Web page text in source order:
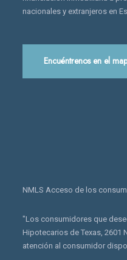
nacionales y extranjeros en
Encuéntrenos en el
NMLS Acceso de los
"Los consumidores que
Hipotecarios de Texas, 2601
atención al consumidor